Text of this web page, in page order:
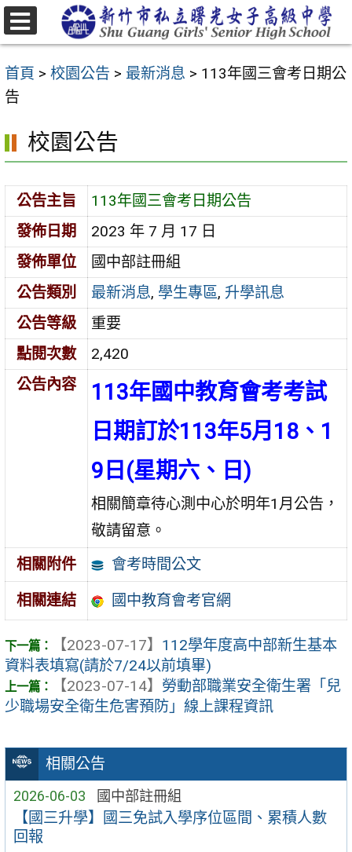
跳
至
要
內
區
首頁 > 校園公告 > 最新消息 > 113年國三會考日期公
告
相關公告
2026-06-03 國中部註冊組
【國三升學】國三免試入學序位區間、累積人數
回報
校園公告
公告主旨
113年國三會考日期公告
發佈日期
2023 年 7 月 17 日
發佈單位
國中部註冊組
公告類別
最新消息, 學生專區, 升學訊息
公告等級
重要
點閱次數
2,420
公告內容
113年國中教育會考考試
日期訂於113年5月18、1
9日(星期六、日)
相關簡章待心測中心於明年1月公告，
敬請留意。
相關附件
會考時間公文
相關連結 國中教育會考官網
【2023-07-17】 112學年度高中部新生基本
資料表填寫(請於7/24以前填畢)
【2023-07-14】 勞動部職業安全衛生署「兒
少職場安全衛生危害預防」線上課程資訊
選
單